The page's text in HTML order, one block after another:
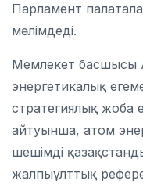
Парламент
мәлімдеді.
Мемлекет басшысы
энергетикалық
стратегиялық жоба
айтуынша, атом
шешімді
жалпыұлттық